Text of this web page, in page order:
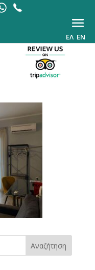
ΕΛ EN